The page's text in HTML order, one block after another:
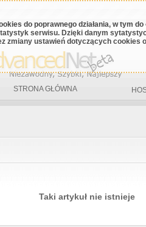
do poprawnego działania, w tym
serwisu. Dzięki danym
zmiany ustawień dotyczących cookies
STRONA GŁÓWNA
Taki artykuł nie istnieje